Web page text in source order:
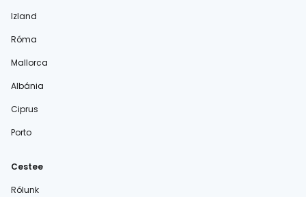
Izland
Róma
Mallorca
Albánia
Ciprus
Porto
Cestee
Rólunk